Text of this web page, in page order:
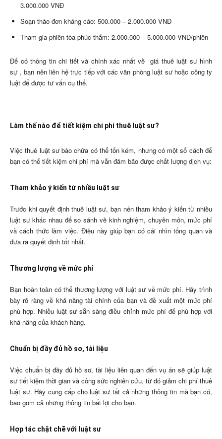
3.000.000 VNĐ
Soạn thảo đơn kháng cáo: 500.000 – 2.000.000 VNĐ
Tham gia phiên tòa phúc thẩm: 2.000.000 – 5.000.000 VNĐ/phiên
Để có thông tin chi tiết và chính xác nhất về giá thuê luật sư hình
sự , bạn nên liên hệ trực tiếp với các văn phòng luật sư hoặc công ty
luật để được tư vấn cụ thể.
Làm thế nào để tiết kiệm chi phí thuê luật sư?
Việc thuê luật sư bào chữa có thể tốn kém, nhưng có một số cách để
bạn có thể tiết kiệm chi phí mà vẫn đảm bảo được chất lượng dịch vụ:
Tham khảo ý kiến từ nhiều luật sư
Trước khi quyết định thuê luật sư, bạn nên tham khảo ý kiến từ nhiều
luật sư khác nhau để so sánh về kinh nghiệm, chuyên môn, mức phí
và cách thức làm việc. Điều này giúp bạn có cái nhìn tổng quan và
đưa ra quyết định tốt nhất.
Thương lượng về mức phí
Bạn hoàn toàn có thể thương lượng với luật sư về mức phí. Hãy trình
bày rõ ràng về khả năng tài chính của bạn và đề xuất một mức phí
phù hợp. Nhiều luật sư sẵn sàng điều chỉnh mức phí để phù hợp với
khả năng của khách hàng.
Chuẩn bị đầy đủ hồ sơ, tài liệu
Việc chuẩn bị đầy đủ hồ sơ, tài liệu liên quan đến vụ án sẽ giúp luật
sư tiết kiệm thời gian và công sức nghiên cứu, từ đó giảm chi phí thuê
luật sư. Hãy cung cấp cho luật sư tất cả những thông tin mà bạn có,
bao gồm cả những thông tin bất lợi cho bạn.
Hợp tác chặt chẽ với luật sư